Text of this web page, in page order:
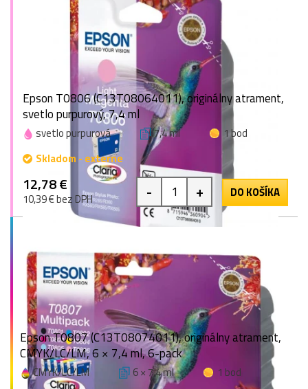
Epson T0806 (C13T08064011), originálny atrament,
svetlo purpurový, 7,4 ml
svetlo purpurová 7,4 ml
1 bod
Skladom - externe
12,78 €
10,39 € bez DPH - + DO KOŠÍKA
Epson T0807 (C13T08074011), originálny atrament,
CMYK/LC/LM, 6 × 7,4 ml, 6-pack
CMYK/LC/LM 6 × 7,4 ml
1 bod